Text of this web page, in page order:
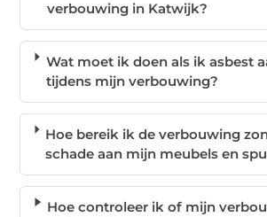
verbouwing in Katwijk?
Wat moet ik doen als ik asbest
tijdens mijn verbouwing?
Hoe bereik ik de verbouwing
schade aan mijn meubels en
Hoe controleer ik of mijn